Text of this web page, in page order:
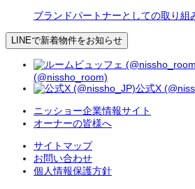
ブランドパートナーとしての取り組
LINEで新着物件をお知らせ
(@nissho_room)
公式X
ニッショー企業情報サイト
オーナーの皆様へ
サイトマップ
お問い合わせ
個人情報保護方針